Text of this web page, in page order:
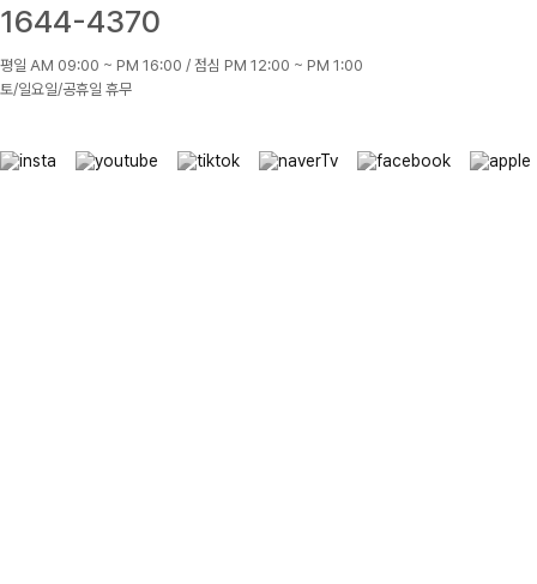
1644-4370
평일 AM 09:00 ~ PM 16:00 / 점심 PM 12:00 ~ PM 1:00
토/일요일/공휴일 휴무